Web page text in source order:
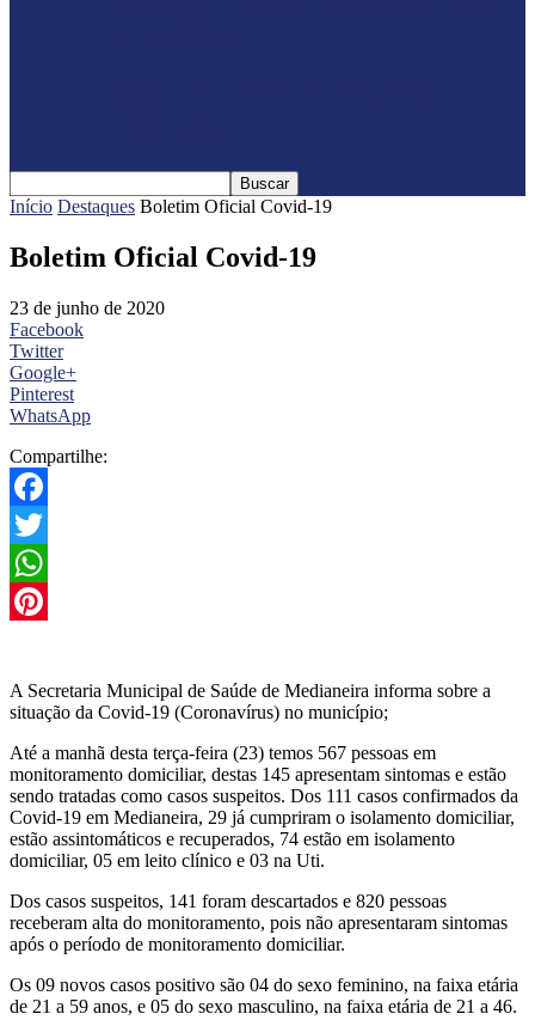
Início Destaques Boletim Oficial Covid-19
Boletim Oficial Covid-19
23 de junho de 2020
Facebook
Twitter
Google+
Pinterest
WhatsApp
Compartilhe:
Facebook
Twitter
WhatsApp
A Secretaria Municipal de Saúde de Medianeira informa sobre a
situação da Covid-19 (Coronavírus) no município;
Até a manhã desta terça-feira (23) temos 567 pessoas em
monitoramento domiciliar, destas 145 apresentam sintomas e estão
sendo tratadas como casos suspeitos. Dos 111 casos confirmados da
Covid-19 em Medianeira, 29 já cumpriram o isolamento domiciliar,
estão assintomáticos e recuperados, 74 estão em isolamento
domiciliar, 05 em leito clínico e 03 na Uti.
Dos casos suspeitos, 141 foram descartados e 820 pessoas
receberam alta do monitoramento, pois não apresentaram sintomas
após o período de monitoramento domiciliar.
Os 09 novos casos positivo são 04 do sexo feminino, na faixa etária
de 21 a 59 anos, e 05 do sexo masculino, na faixa etária de 21 a 46.